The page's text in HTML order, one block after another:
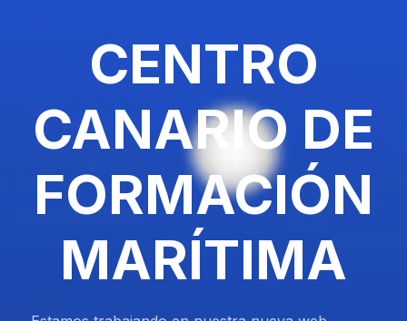
CENTRO
CANARIO DE
FORMACIÓN
MARÍTIMA